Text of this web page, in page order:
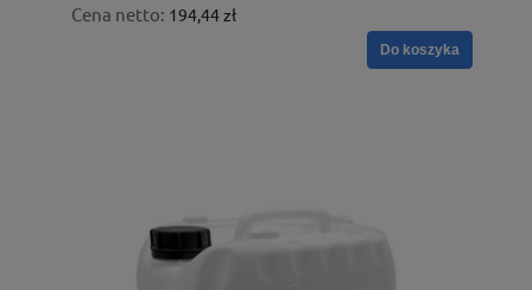
Cena netto: 194,44 zł
Do koszyka